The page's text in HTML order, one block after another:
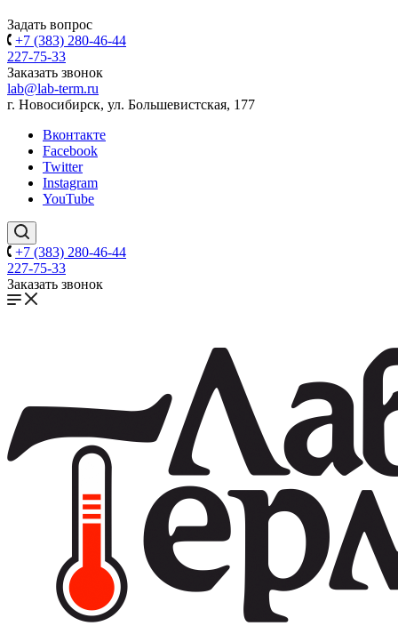
Задать вопрос
+7 (383) 280-46-44
227-75-33
Заказать звонок
lab@lab-term.ru
г. Новосибирск, ул. Большевистская, 177
Вконтакте
Facebook
Twitter
Instagram
YouTube
+7 (383) 280-46-44
227-75-33
Заказать звонок